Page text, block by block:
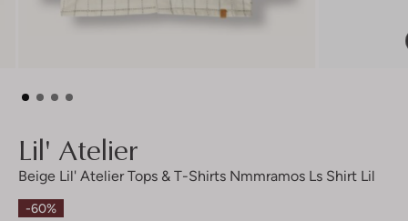
Lil' Atelier
Beige Lil' Atelier Tops & T-Shirts Nmmramos Ls Shirt Lil
-60%